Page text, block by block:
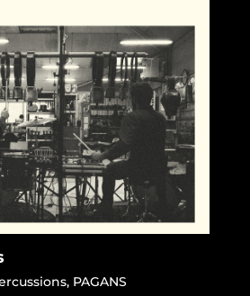
, PAGANS